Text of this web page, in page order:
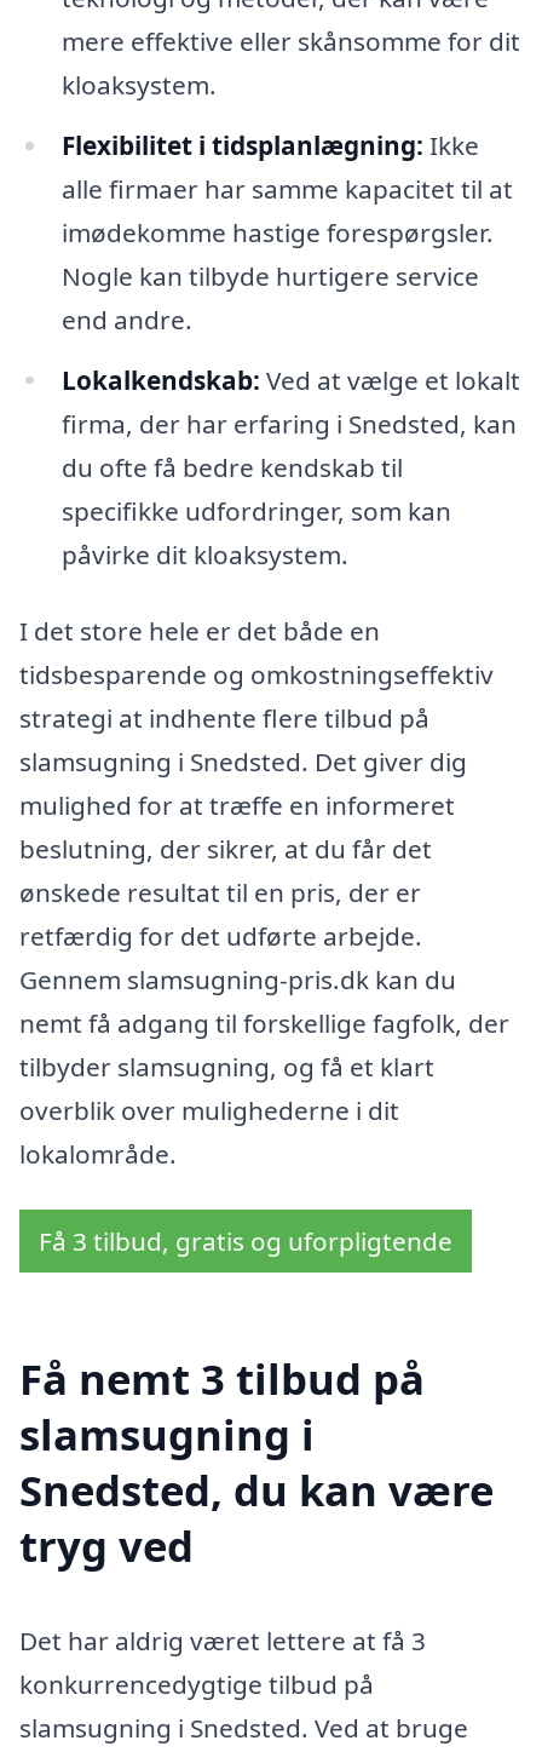
mere effektive eller skånsomme for dit
kloaksystem.
Flexibilitet i tidsplanlægning: Ikke
alle firmaer har samme kapacitet til at
imødekomme hastige forespørgsler.
Nogle kan tilbyde hurtigere service
end andre.
Lokalkendskab: Ved at vælge et lokalt
firma, der har erfaring i Snedsted, kan
du ofte få bedre kendskab til
specifikke udfordringer, som kan
påvirke dit kloaksystem.
I det store hele er det både en
tidsbesparende og omkostningseffektiv
strategi at indhente flere tilbud på
slamsugning i Snedsted. Det giver dig
mulighed for at træffe en informeret
beslutning, der sikrer, at du får det
ønskede resultat til en pris, der er
retfærdig for det udførte arbejde.
Gennem slamsugning-pris.dk kan du
nemt få adgang til forskellige fagfolk, der
tilbyder slamsugning, og få et klart
overblik over mulighederne i dit
lokalområde.
Få 3 tilbud, gratis og uforpligtende
Få nemt 3 tilbud på
slamsugning i
Snedsted, du kan være
tryg ved
Det har aldrig været lettere at få 3
konkurrencedygtige tilbud på
slamsugning i Snedsted. Ved at bruge